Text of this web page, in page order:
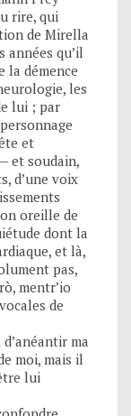
rire, qui
de Mirella
qu’il
la démence
les
lui ; par
et
et soudain,
d’une voix
oreille de
dont la
et là,
pas,
mentr’io
de
ma
moi, mais il
lui